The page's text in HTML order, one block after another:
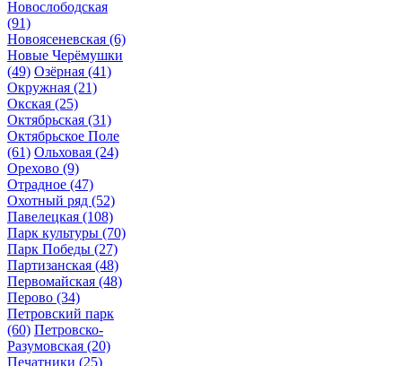
Новослободская
(91)
Новоясеневская (6)
Новые Черёмушки
(49) Озёрная (41)
Окружная (21)
Окская (25)
Октябрьская (31)
Октябрьское Поле
(61) Ольховая (24)
Орехово (9)
Отрадное (47)
Охотный ряд (52)
Павелецкая (108)
Парк культуры (70)
Парк Победы (27)
Партизанская (48)
Первомайская (48)
Перово (34)
Петровский парк
(60) Петровско-
Разумовская (20)
Печатники (25)